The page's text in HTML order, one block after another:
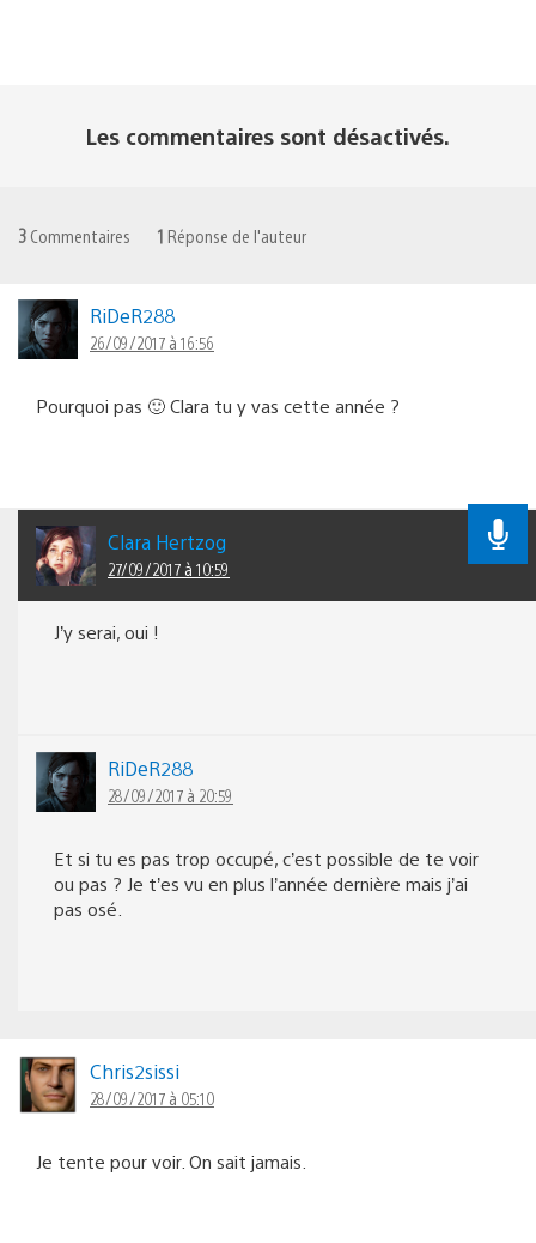
Les commentaires sont désactivés.
3 Commentaires 1 Réponse de l'auteur
RiDeR288
26/09/2017 à 16:56
Pourquoi pas 🙂 Clara tu y vas cette année ?
Clara Hertzog
27/09/2017 à 10:59
J’y serai, oui !
RiDeR288
28/09/2017 à 20:59
Et si tu es pas trop occupé, c’est possible de te voir
ou pas ? Je t’es vu en plus l’année dernière mais j’ai
pas osé.
Chris2sissi
28/09/2017 à 05:10
Je tente pour voir. On sait jamais.